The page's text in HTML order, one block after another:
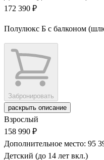
172 390 ₽
Полулюкс Б с балконом
Забронировать
раскрыть описание
Взрослый
158 990 ₽
Дополнительное место: 95
Детский (до 14 лет вкл.)